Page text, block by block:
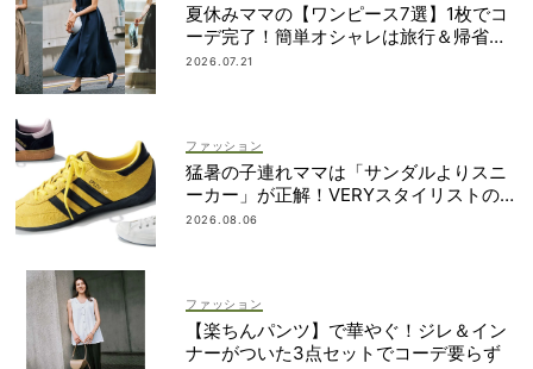
夏休みママの【ワンピース7選】1枚でコ
ーデ完了！簡単オシャレは旅行＆帰省に
も
2026.07.21
ファッション
猛暑の子連れママは「サンダルよりスニ
ーカー」が正解！VERYスタイリストの愛
用品5選
2026.08.06
ファッション
【楽ちんパンツ】で華やぐ！ジレ＆イン
ナーがついた3点セットでコーデ要らず